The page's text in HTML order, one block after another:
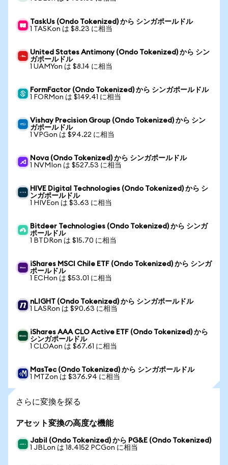
TaskUs (Ondo Tokenized) から シンガポールドル
1 TASKon は $8.23 に相当
United States Antimony (Ondo Tokenized) から シン
ガポールドル
1 UAMYon は $8.14 に相当
FormFactor (Ondo Tokenized) から シンガポールドル
1 FORMon は $149.41 に相当
Vishay Precision Group (Ondo Tokenized) から シン
ガポールドル
1 VPGon は $94.22 に相当
Nova (Ondo Tokenized) から シンガポールドル
1 NVMIon は $527.53 に相当
HIVE Digital Technologies (Ondo Tokenized) から シ
ンガポールドル
1 HIVEon は $3.63 に相当
Bitdeer Technologies (Ondo Tokenized) から シンガ
ポールドル
1 BTDRon は $15.70 に相当
iShares MSCI Chile ETF (Ondo Tokenized) から シンガ
ポールドル
1 ECHon は $53.01 に相当
nLIGHT (Ondo Tokenized) から シンガポールドル
1 LASRon は $90.63 に相当
iShares AAA CLO Active ETF (Ondo Tokenized) から
シンガポールドル
1 CLOAon は $67.61 に相当
MasTec (Ondo Tokenized) から シンガポールドル
1 MTZon は $376.94 に相当
さらに変換を探る
アセット変換の高度な機能
Jabil (Ondo Tokenized) から PG&E (Ondo Tokenized)
1 JBLon は 18.4152 PCGon に相当